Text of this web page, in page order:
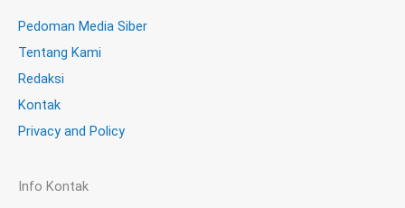
Pedoman Media Siber
Tentang Kami
Redaksi
Kontak
Privacy and Policy
Info Kontak